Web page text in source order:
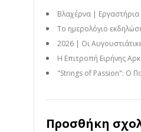
Βλαχέρνα | Εργαστήρια
Το ημερολόγιο
2026 | Οι
Η Επιτροπή Ειρήνης
"Strings of Passion": Ο
Προσθήκη